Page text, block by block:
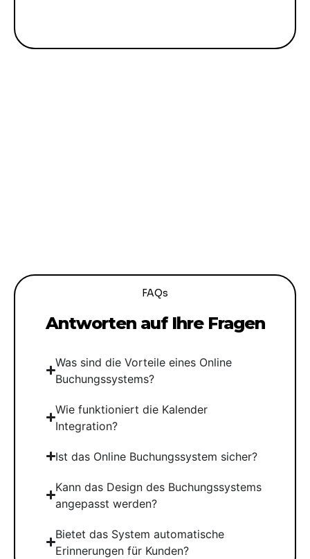
FAQs
Antworten auf Ihre Fragen
Was sind die Vorteile eines Online
Buchungssystems?
Wie funktioniert die Kalender
Integration?
Ist das Online Buchungssystem sicher?
Kann das Design des Buchungssystems
angepasst werden?
Bietet das System automatische
Erinnerungen für Kunden?